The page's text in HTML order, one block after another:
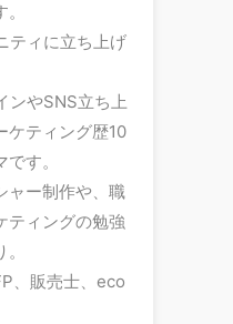
ティに立ち上げ
ンやSNS立ち上
ケティング歴10
す。
ャー制作や、職
ティングの勉強
、販売士、eco